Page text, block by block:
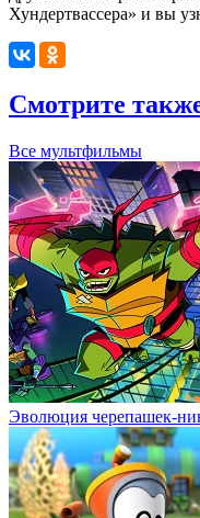
Хундертвассера» и вы
Смотрите
Все мультфильмы
Эволюция черепашек-